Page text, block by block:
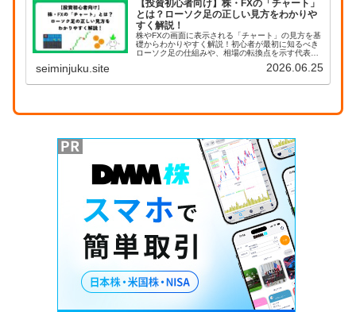
【投資初心者向け】株・FXの「チャート」
とは？ローソク足の正しい見方をわかりや
すく解説！
株やFXの画面に表示される「チャート」の見方を基
礎からわかりやすく解説！初心者が最初に知るべき
ローソク足の仕組みや、相場の転換点を示す代表的
根拠のある安全な投資判断ができるようになりまし
seiminjuku.site 2026.06.25